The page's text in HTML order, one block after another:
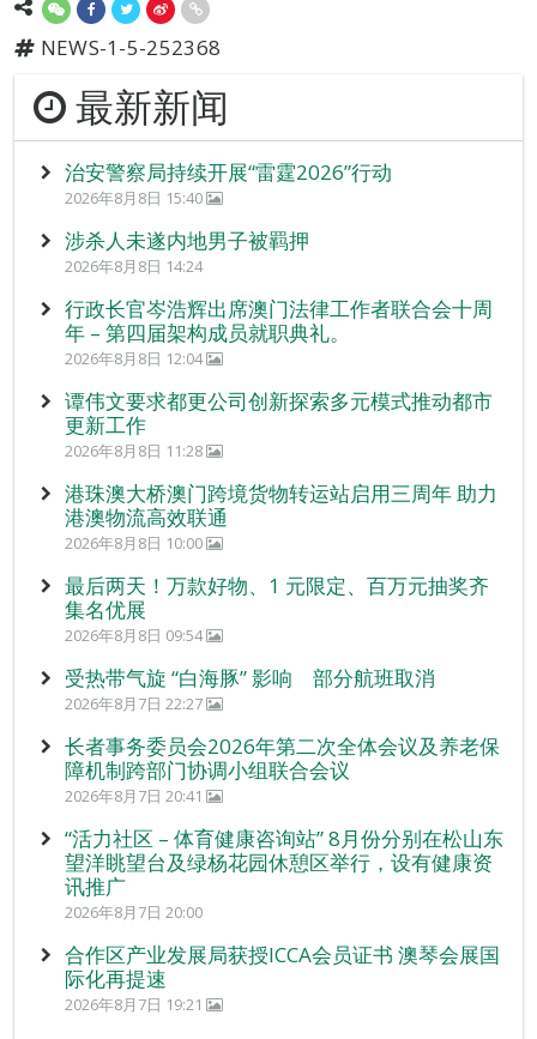
NEWS-1-5-252368
最新新闻
治安警察局持续开展“雷霆2026”行动
2026年8月8日 15:40
涉杀人未遂内地男子被羁押
2026年8月8日 14:24
行政长官岑浩辉出席澳门法律工作者联合会十周
年 – 第四届架构成员就职典礼。
2026年8月8日 12:04
谭伟文要求都更公司创新探索多元模式推动都市
更新工作
2026年8月8日 11:28
港珠澳大桥澳门跨境货物转运站启用三周年 助力
港澳物流高效联通
2026年8月8日 10:00
最后两天！万款好物、1 元限定、百万元抽奖齐
集名优展
2026年8月8日 09:54
受热带气旋 “白海豚” 影响 部分航班取消
2026年8月7日 22:27
长者事务委员会2026年第二次全体会议及养老保
障机制跨部门协调小组联合会议
2026年8月7日 20:41
“活力社区 – 体育健康咨询站” 8月份分别在松山东
望洋眺望台及绿杨花园休憩区举行，设有健康资
讯推广
2026年8月7日 20:00
合作区产业发展局获授ICCA会员证书 澳琴会展国
际化再提速
2026年8月7日 19:21